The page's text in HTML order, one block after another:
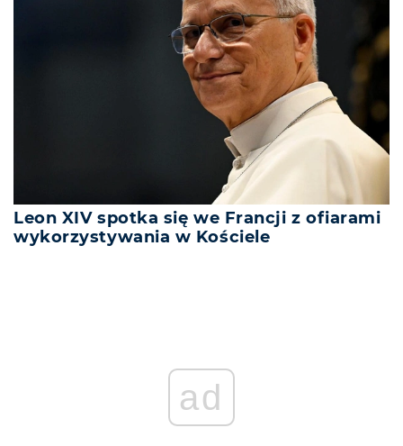
Leon XIV spotka się we Francji z ofiarami
wykorzystywania w Kościele
ad